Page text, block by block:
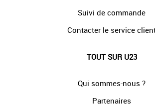
Suivi de commande
Contacter le service
TOUT SUR U23
Qui sommes-nous ?
Partenaires